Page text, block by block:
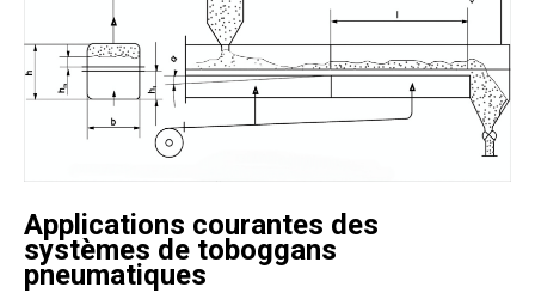
Applications courantes des
systèmes de toboggans
pneumatiques